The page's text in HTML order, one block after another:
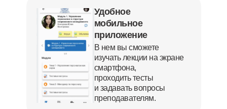
Удобное
мобильное
приложение
В нем вы сможете
изучать лекции на экране
смартфона,
проходить тесты
и задавать вопросы
преподавателям.